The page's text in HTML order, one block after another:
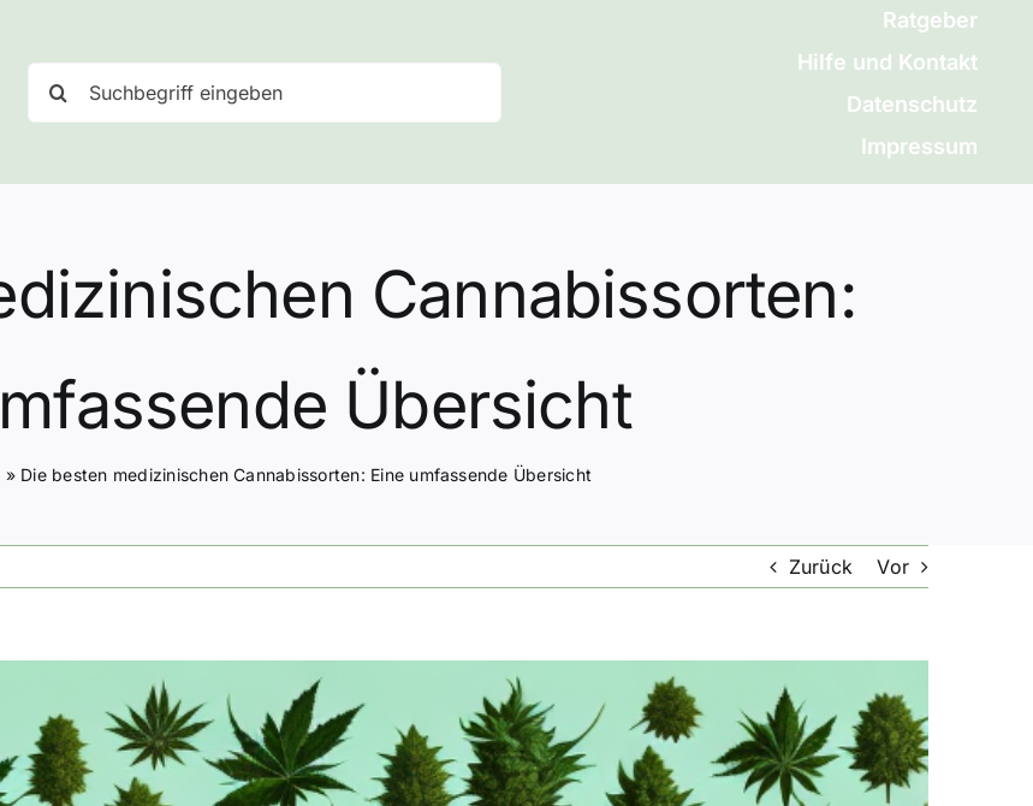
nach:
Ratgeber
Hilfe und Kontakt
Datenschutz
Impressum
Cannabissorten:
Übersicht
» Die besten medizinischen Cannabissorten: Eine umfassende Übersicht
Zurück Vor